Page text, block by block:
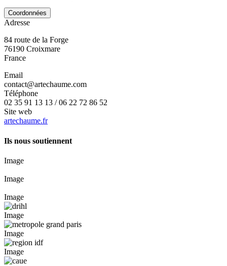
Coordonnées
Adresse
84 route de la Forge
76190 Croixmare
France
Email
contact@artechaume.com
Téléphone
02 35 91 13 13 / 06 22 72 86 52
Site web
artechaume.fr
Ils nous soutiennent
Image
Image
Image
Image
Image
Image